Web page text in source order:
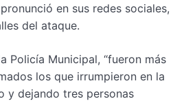
en sus redes sociales,
del ataque.
Policía Municipal, “fueron más
los que irrumpieron en la
y dejando tres personas